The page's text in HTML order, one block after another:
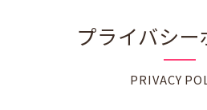
プライバシー
PRIVACY